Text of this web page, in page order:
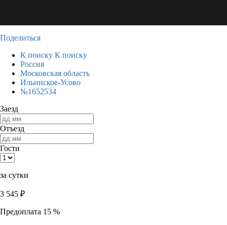
Поделиться
К поиску К поиску
Россия
Московская область
Ильинское-Усово
№1652534
Заезд
Отъезд
Гости
за сутки
3 545 ₽
Предоплата 15 %